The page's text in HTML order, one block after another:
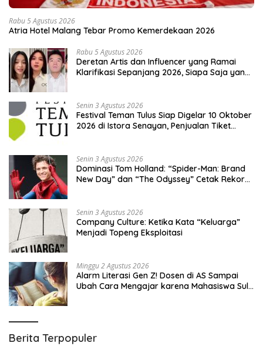
Rabu 5 Agustus 2026
Atria Hotel Malang Tebar Promo Kemerdekaan 2026
Rabu 5 Agustus 2026
Deretan Artis dan Influencer yang Ramai
Klarifikasi Sepanjang 2026, Siapa Saja yang
Senin 3 Agustus 2026
Festival Teman Tulus Siap Digelar 10 Oktober
2026 di Istora Senayan, Penjualan Tiket
Senin 3 Agustus 2026
Dominasi Tom Holland: “Spider-Man: Brand
New Day” dan “The Odyssey” Cetak Rekor
Senin 3 Agustus 2026
Company Culture: Ketika Kata “Keluarga”
Menjadi Topeng Eksploitasi
Minggu 2 Agustus 2026
Alarm Literasi Gen Z! Dosen di AS Sampai
Ubah Cara Mengajar karena Mahasiswa Sulit
Berita Terpopuler